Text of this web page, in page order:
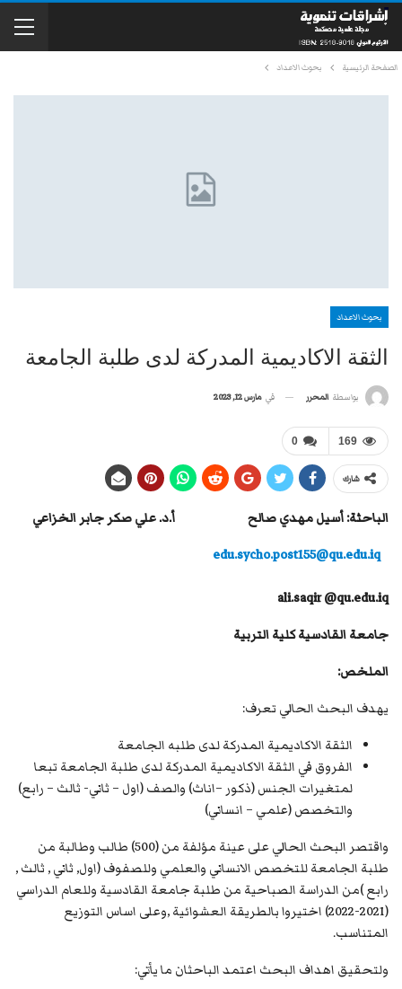
الصفحة الرئيسية بحوث الاعداد
بحوث الاعداد
الثقة الاكاديمية المدركة لدى طلبة الجامعة
بواسطة المحرر في مارس 12, 2023
0 169
شارك
الباحثة: أسيل مهدي صالح أ.د. علي صكر جابر الخزاعي
edu.sycho.post155@qu.edu.iq
ali.saqir @qu.edu.iq
جامعة القادسية كلية التربية
الملخص:
يهدف البحث الحالي تعرف:
الثقة الاكاديمية المدركة لدى طلبه الجامعة
الفروق في الثقة الاكاديمية المدركة لدى طلبة الجامعة تبعا
لمتغيرات الجنس (ذكور –اناث) والصف (اول – ثاني- ثالث – رابع)
والتخصص (علمي – انساني)
واقتصر البحث الحالي على عينة مؤلفة من (500) طالب وطالبة من
طلبة الجامعة للتخصص الانساني والعلمي وللصفوف (اول, ثاني , ثالث ,
رابع )من الدراسة الصباحية من طلبة جامعة القادسية وللعام الدراسي
(2021-2022) اختيروا بالطريقة العشوائية ,وعلى اساس التوزيع
المتناسب.
ولتحقيق اهداف البحث اعتمد الباحثان ما يأتي: